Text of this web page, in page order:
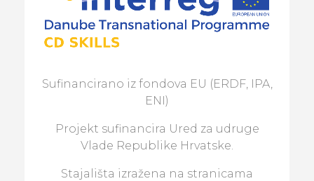
Sufinancirano iz fondova EU (ERDF, IPA,
ENI)
Projekt sufinancira Ured za udruge
Vlade Republike Hrvatske.
Stajališta izražena na stranicama